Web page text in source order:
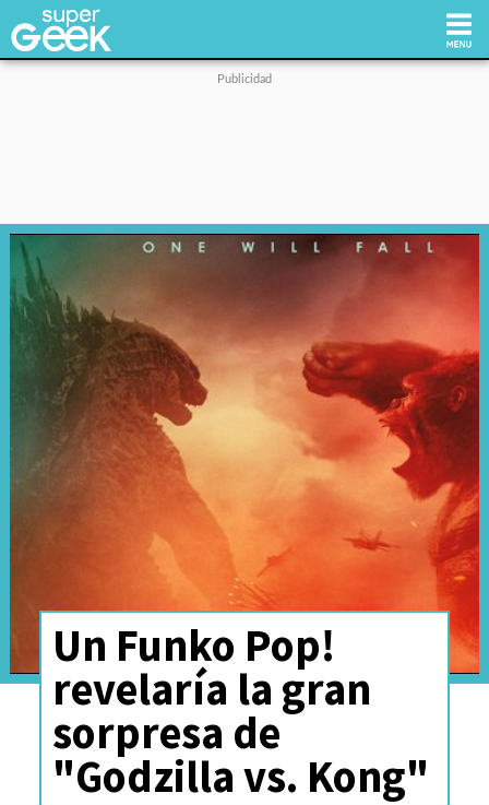
Tecnología
Reviews
Cultura Pop
Streaming
Síguenos:
Un Funko Pop!
revelaría la gran
sorpresa de
"Godzilla vs. Kong"